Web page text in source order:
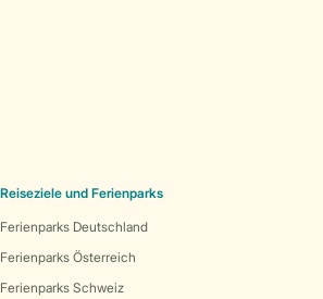
Reiseziele und Ferienparks
Ferienparks Deutschland
Ferienparks Österreich
Ferienparks Schweiz